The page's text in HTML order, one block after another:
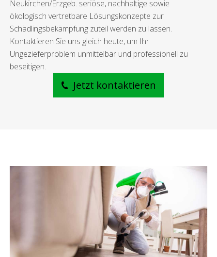
Neukirchen/Erzgeb. seriöse, nachhaltige sowie
ökologisch vertretbare Lösungskonzepte zur
Schädlingsbekämpfung zuteil werden zu lassen.
Kontaktieren Sie uns gleich heute, um Ihr
Ungezieferproblem unmittelbar und professionell zu
beseitigen.
Jetzt kontaktieren